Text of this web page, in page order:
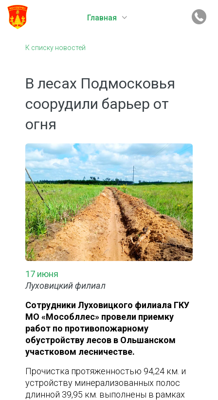
Главная
К списку новостей
В лесах Подмосковья
соорудили барьер от
огня
17 июня
Луховицкий филиал
Сотрудники Луховицкого филиала ГКУ
МО «Мособллес» провели приемку
работ по противопожарному
обустройству лесов в Ольшанском
участковом лесничестве.
Прочистка протяженностью 94,24 км. и
устройству минерализованных полос
длинной 39,95 км. выполнены в рамках